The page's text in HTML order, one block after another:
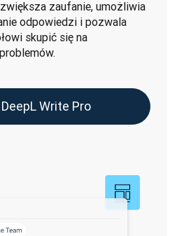
zwiększa zaufanie, umożliwia
odpowiedzi i pozwala
skupić się na
Write Pro